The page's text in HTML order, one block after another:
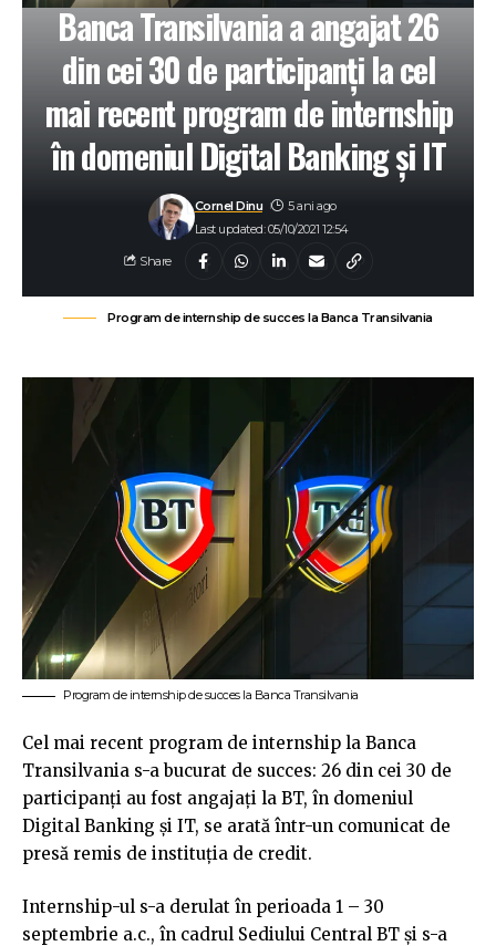
Banca Transilvania a angajat 26
din cei 30 de participanţi la cel
mai recent program de internship
în domeniul Digital Banking și IT
Last updated: 05/10/2021 12:54
Cornel Dinu 5 ani ago
Share
Program de internship de succes la Banca Transilvania
Program de internship de succes la Banca Transilvania
Cel mai recent program de internship la Banca
Transilvania s-a bucurat de succes: 26 din cei 30 de
participanţi au fost angajaţi la BT, în domeniul
Digital Banking şi IT, se arată într-un comunicat de
presă remis de instituția de credit.
Internship-ul s-a derulat în perioada 1 – 30
septembrie a.c., în cadrul Sediului Central BT şi s-a